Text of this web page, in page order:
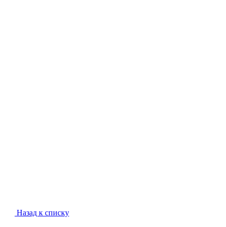
Назад к списку